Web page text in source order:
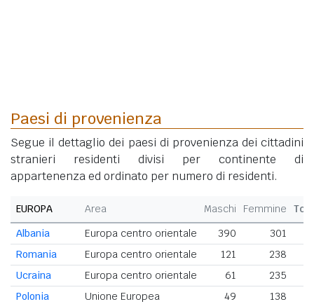
Paesi di provenienza
Segue il dettaglio dei paesi di provenienza dei cittadini
stranieri residenti divisi per continente di
appartenenza ed ordinato per numero di residenti.
EUROPA Area Maschi Femmine
Albania
Europa centro orientale 390 301
Romania
Europa centro orientale 121 238
Ucraina
Europa centro orientale 61 235
Polonia
Unione Europea 49 138